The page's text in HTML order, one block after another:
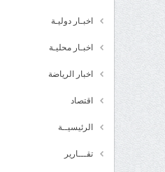
اخبـار دوليـة
اخبـار محليـة
اخبار الرياضة
اقتصاد
الرئيسيــة
تقـــارير